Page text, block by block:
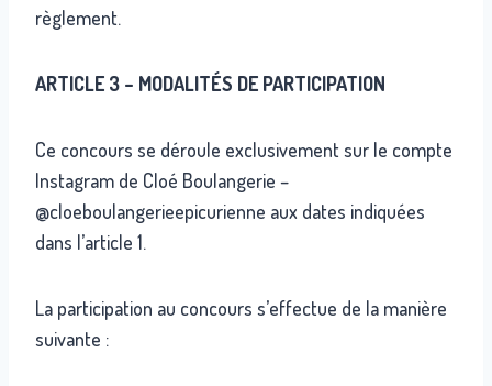
règlement.
ARTICLE 3 – MODALITÉS DE PARTICIPATION
Ce concours se déroule exclusivement sur le compte
Instagram de Cloé Boulangerie –
@cloeboulangerieepicurienne aux dates indiquées
dans l’article 1.
La participation au concours s’effectue de la manière
suivante :